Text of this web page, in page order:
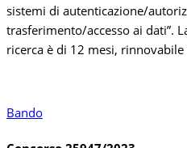
sistemi di autenticazione/
trasferimento/accesso ai dati”.
ricerca è di 12 mesi,
Bando